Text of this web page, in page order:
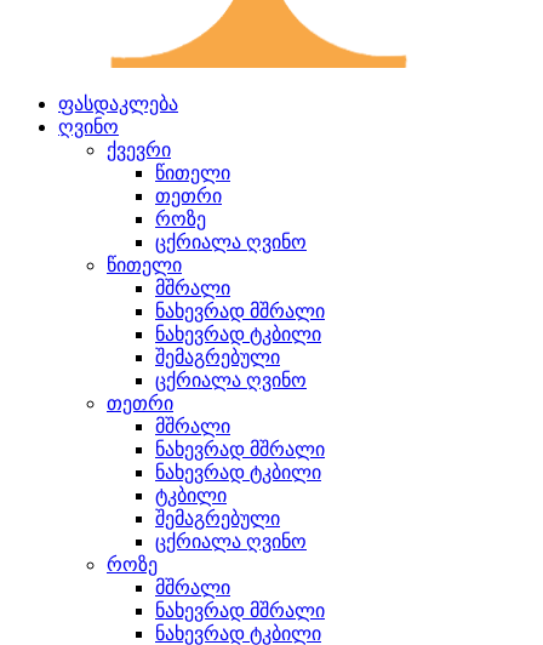
ფასდაკლება
ღვინო
ქვევრი
წითელი
თეთრი
როზე
ცქრიალა ღვინო
წითელი
მშრალი
ნახევრად მშრალი
ნახევრად ტკბილი
შემაგრებული
ცქრიალა ღვინო
თეთრი
მშრალი
ნახევრად მშრალი
ნახევრად ტკბილი
ტკბილი
შემაგრებული
ცქრიალა ღვინო
როზე
მშრალი
ნახევრად მშრალი
ნახევრად ტკბილი